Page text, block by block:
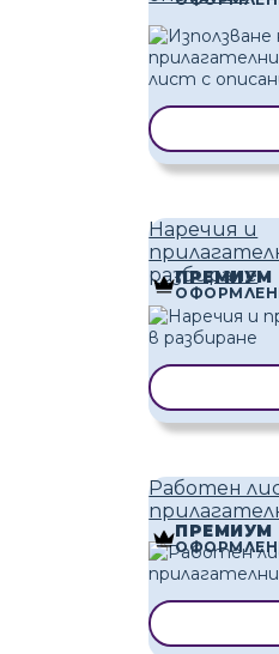
Наречия и
разбиране
ПРЕМИУМ
Работен
ПРЕМИУМ